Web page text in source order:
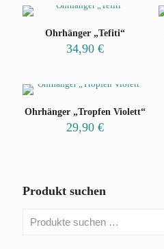
Ohrhänger „Tefiti“
34,90€
Ohrhänger „Tropfen Violett“
29,90€
Produkt suchen